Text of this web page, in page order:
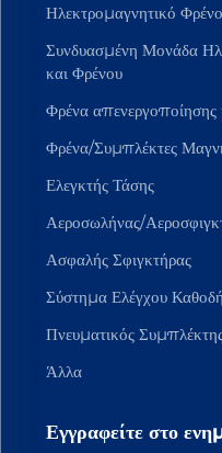
Ηλεκτρομαγνητικό
Συνδυασμένη Μονάδα
και Φρένου
Φρένα απενεργοποίησης
Φρένα/Συμπλέκτες
Ελεγκτής Τάσης
Αεροσωλήνας/
Ασφαλής Σφιγκτήρας
Σύστημα Ελέγχου
Πνευματικός
Άλλα
Εγγραφείτε στο